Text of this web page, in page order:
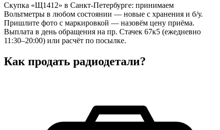
Скупка «Щ1412» в Санкт-Петербурге: принимаем
Вольтметры в любом состоянии — новые с хранения и б/у.
Пришлите фото с маркировкой — назовём цену приёма.
Выплата в день обращения на пр. Стачек 67к5 (ежедневно
11:30–20:00) или расчёт по посылке.
Как продать радиодетали?